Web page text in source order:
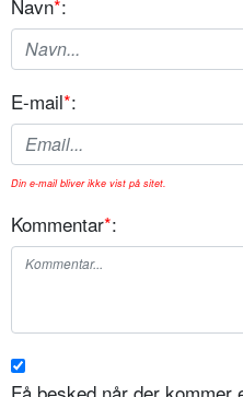
Navn*:
E-mail*:
Din e-mail bliver ikke vist på sitet.
Kommentar*: